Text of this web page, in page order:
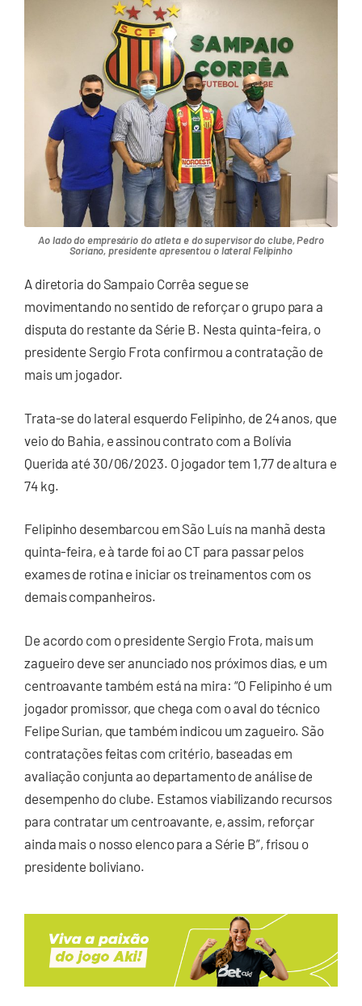
Ao lado do empresário do atleta e do supervisor do clube, Pedro
Soriano, presidente apresentou o lateral Felipinho
A diretoria do Sampaio Corrêa segue se
movimentando no sentido de reforçar o grupo para a
disputa do restante da Série B. Nesta quinta-feira, o
presidente Sergio Frota confirmou a contratação de
mais um jogador.
Trata-se do lateral esquerdo Felipinho, de 24 anos, que
veio do Bahia, e assinou contrato com a Bolívia
Querida até 30/06/2023. O jogador tem 1,77 de altura e
74 kg.
Felipinho desembarcou em São Luís na manhã desta
quinta-feira, e à tarde foi ao CT para passar pelos
exames de rotina e iniciar os treinamentos com os
demais companheiros.
De acordo com o presidente Sergio Frota, mais um
zagueiro deve ser anunciado nos próximos dias, e um
centroavante também está na mira: “O Felipinho é um
jogador promissor, que chega com o aval do técnico
Felipe Surian, que também indicou um zagueiro. São
contratações feitas com critério, baseadas em
avaliação conjunta ao departamento de análise de
desempenho do clube. Estamos viabilizando recursos
para contratar um centroavante, e, assim, reforçar
ainda mais o nosso elenco para a Série B”, frisou o
presidente boliviano.